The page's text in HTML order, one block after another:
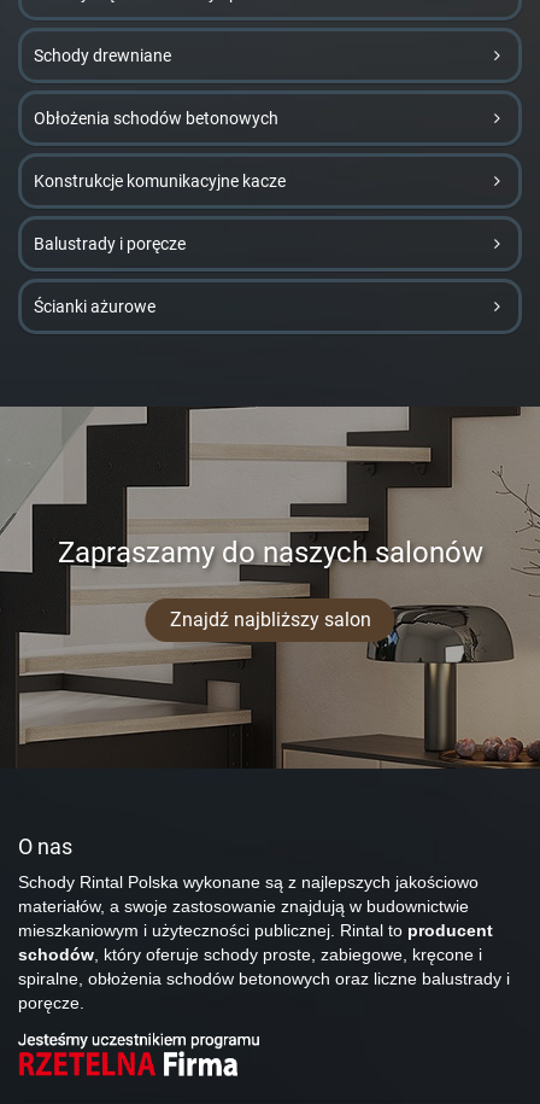
Schody drewniane
Obłożenia schodów betonowych
Konstrukcje komunikacyjne kacze
Balustrady i poręcze
Ścianki ażurowe
Zapraszamy do naszych salonów
Znajdź najbliższy salon
O nas
Schody Rintal Polska wykonane są z najlepszych jakościowo
materiałów, a swoje zastosowanie znajdują w budownictwie
mieszkaniowym i użyteczności publicznej. Rintal to producent
schodów, który oferuje schody proste, zabiegowe, kręcone i
spiralne, obłożenia schodów betonowych oraz liczne balustrady i
poręcze.